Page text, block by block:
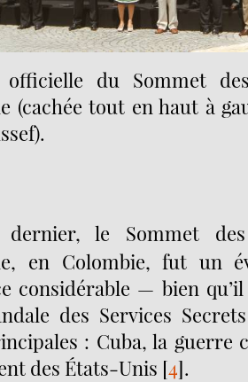
du Sommet
(cachée tout en haut à
le Sommet
en Colombie, fut un
considérable — bien
des Services Secrets
: Cuba, la guerre
des États-Unis [4].